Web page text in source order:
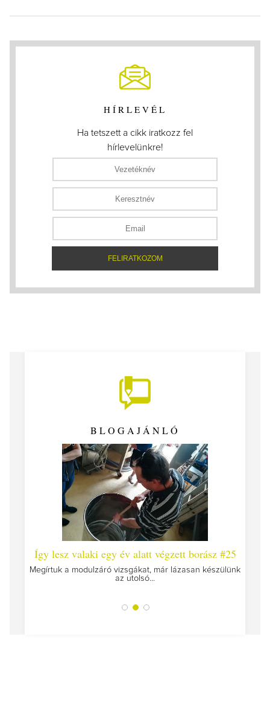
HÍRLEVÉL
Ha tetszett a cikk iratkozz fel
hírlevelünkre!
BLOGAJÁNLÓ
Így lesz valaki egy év alatt végzett borász #25
Megírtuk a modulzáró vizsgákat, már lázasan készülünk
az utolsó...